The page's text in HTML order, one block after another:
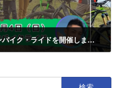
【イベント開催】マウンテンバイク・ライドを開催します | 8月4日（日）